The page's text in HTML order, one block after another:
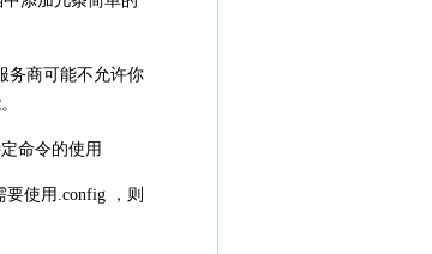
务商可能不允许你
命令的使用
要使用.config ，则